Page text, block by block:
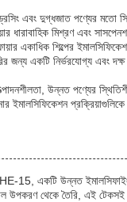
এবং দুগ্ধজাত পণ্যের
ধারাবাহিক মিশ্রণ এবং
একাধিক শিল্পের
জন্য একটি নির্ভরযোগ্য এবং
উন্নত পণ্যের
ইমালসিফিকেশন
15, একটি উন্নত
থেকে তৈরি, এই টেকসই